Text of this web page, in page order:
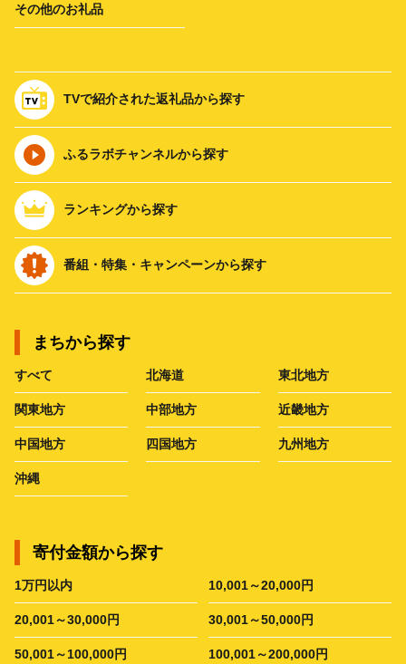
その他のお礼品
TVで紹介された返礼品から探す
ふるラボチャンネルから探す
ランキングから探す
番組・特集・キャンペーンから探す
まちから探す
すべて 北海道 東北地方
関東地方 中部地方 近畿地方
中国地方 四国地方 九州地方
沖縄
寄付金額から探す
1万円以内 10,001～20,000円
20,001～30,000円 30,001～50,000円
50,001～100,000円 100,001～200,000円